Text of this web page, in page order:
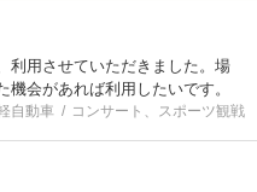
利用させていただきました。場
会があれば利用したいです。
自動車 コンサート、スポーツ観戦